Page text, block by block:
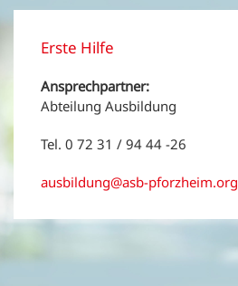
Erste Hilfe
Ansprechpartner:
Abteilung Ausbildung
Tel. 0 72 31 / 94 44 -26
ausbildung@asb-pforzheim.org